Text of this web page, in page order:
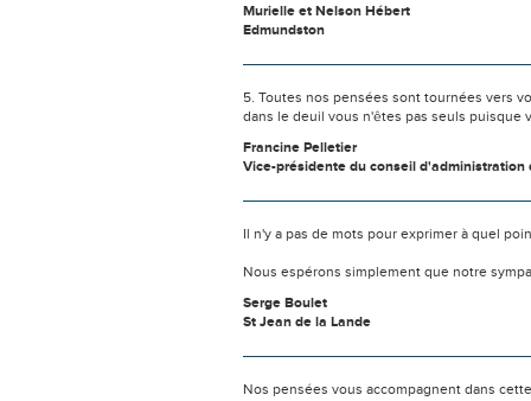
Murielle et Nelson Hébert
Edmundston
5. Toutes nos pensées sont tournées vers
dans le deuil vous n'êtes pas seuls puisque
Francine Pelletier
Vice-présidente du conseil d'administration
Il n'y a pas de mots pour exprimer à quel
Nous espérons simplement que notre
Serge Boulet
St Jean de la Lande
Nos pensées vous accompagnent dans